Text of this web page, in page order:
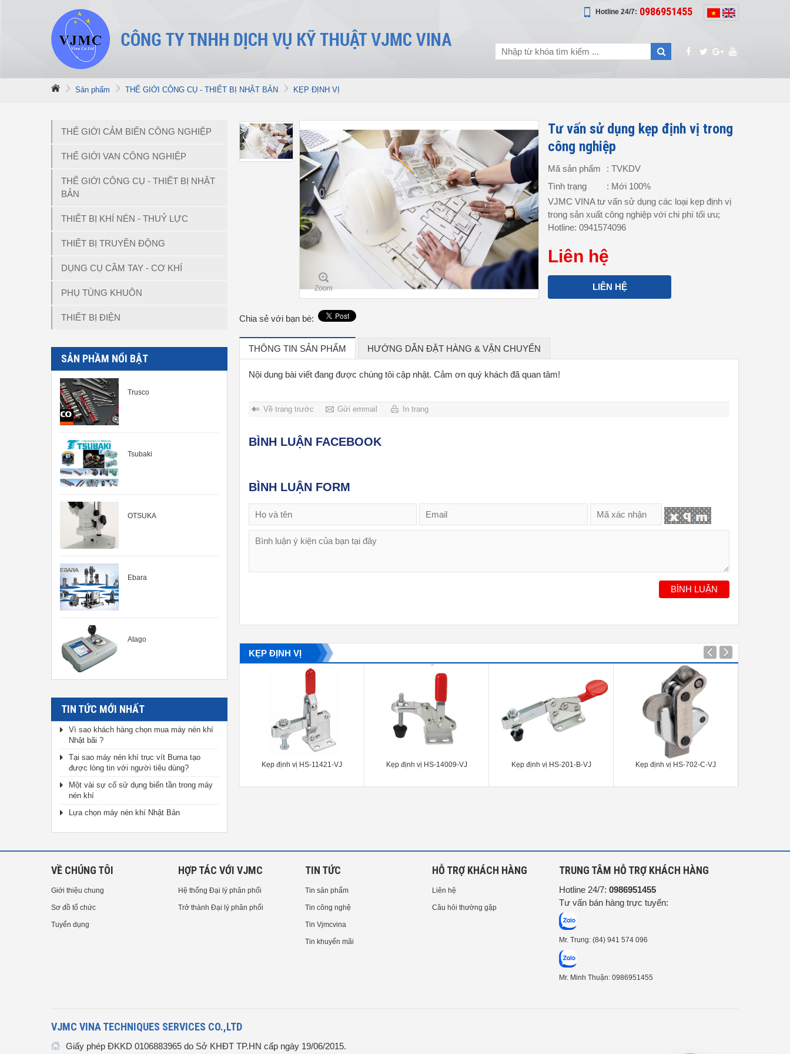
Hotline 24/7: 0986951455
Sản phẩm THẾ GIỚI CÔNG CỤ - THIẾT BỊ NHẬT BẢN KẸP ĐỊNH VỊ
THẾ GIỚI CẢM BIẾN CÔNG NGHIỆP
THẾ GIỚI VAN CÔNG NGHIỆP
THẾ GIỚI CÔNG CỤ - THIẾT BỊ NHẬT
BẢN
THIẾT BỊ KHÍ NÉN - THUỶ LỰC
THIẾT BỊ TRUYỀN ĐỘNG
DỤNG CỤ CẦM TAY - CƠ KHÍ
PHỤ TÙNG KHUÔN
THIẾT BỊ ĐIỆN
SẢN PHẦM NỔI BẬT
Trusco
Tsubaki
OTSUKA
Ebara
Atago
TIN TỨC MỚI NHẤT
Vì sao khách hàng chọn mua máy nén khí
Nhật bãi ?
Tại sao máy nén khí trục vít Buma tạo
được lòng tin với người tiêu dùng?
Một vài sự cố sử dụng biến tần trong máy
nén khí
Lựa chọn máy nén khí Nhật Bản
Tư vấn sử dụng kẹp định vị trong
công nghiệp
Mã sản phẩm
: TVKDV
Tình trạng
: Mới 100%
VJMC VINA tư vấn sử dụng các loại kẹp định vị
trong sản xuất công nghiệp với chi phí tối ưu;
Hotline: 0941574096
Liên hệ
LIÊN HỆ
Chia sẻ với bạn bè:
THÔNG TIN SẢN PHẨM HƯỚNG DẪN ĐẶT HÀNG & VẬN CHUYỂN
Nội dung bài viết đang được chúng tôi cập nhật. Cảm ơn quý khách đã quan tâm!
Về trang trước Gửi emmail In trang
BÌNH LUẬN FACEBOOK
BÌNH LUẬN FORM
BÌNH LUẬN
KẸP ĐỊNH VỊ
Kẹp định vị HS-22100-VJ Kẹp định vị HS-293229-VJ Kẹp định vị HS-11421-VJ Kẹp định vị HS-14009-VJ Kẹp định vị HS-201-B-VJ Kẹp định vị HS-702-C-VJ
VỀ CHÚNG TÔI
Giới thiệu chung
Sơ đồ tổ chức
Tuyển dụng
HỢP TÁC VỚI VJMC
Hệ thống Đại lý phân phối
Trở thành Đại lý phân phối
TIN TỨC
Tin sản phẩm
Tin công nghệ
Tin Vjmcvina
Tin khuyến mãi
HỖ TRỢ KHÁCH HÀNG
Liên hệ
Câu hỏi thường gặp
TRUNG TÂM HỖ TRỢ KHÁCH HÀNG
Hotline 24/7: 0986951455
Tư vấn bán hàng trực tuyến:
Mr. Trung: (84) 941 574 096
Mr. Minh Thuận: 0986951455
VJMC VINA TECHNIQUES SERVICES CO.,LTD
Giấy phép ĐKKD 0106883965 do Sở KHĐT TP.HN cấp ngày 19/06/2015.